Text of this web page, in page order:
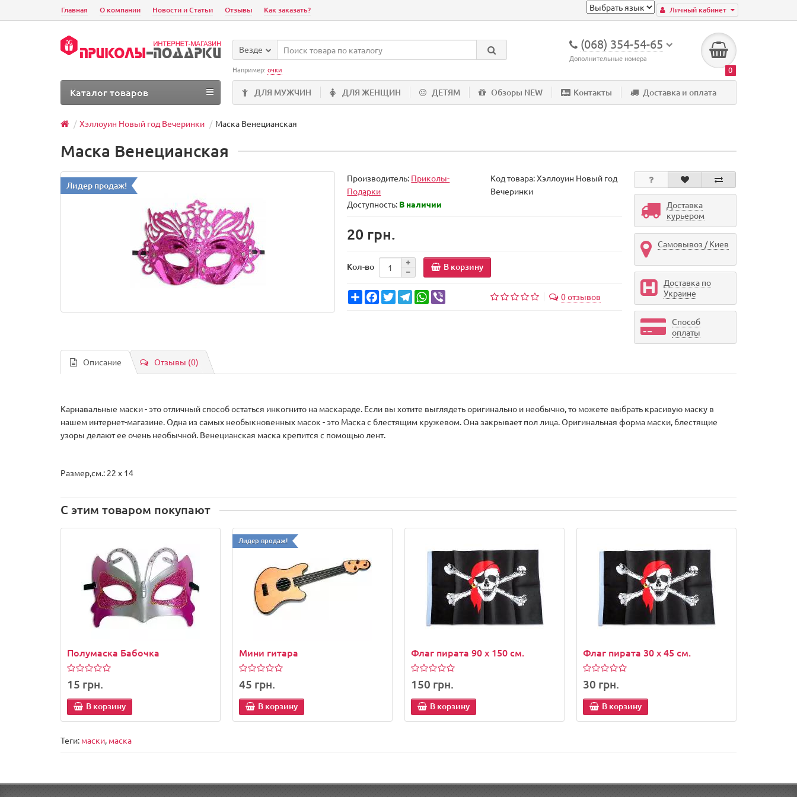
Личный кабинет
Главная О компании Новости и Статьи Отзывы Как заказать?
(068) 354-54-65
Дополнительные номера
0
Везде
Например: очки
ДЛЯ МУЖЧИН ДЛЯ ЖЕНЩИН ДЕТЯМ Обзоры NEW Контакты Доставка и оплата
Каталог товаров
Хэллоуин Новый год Вечеринки Маска Венецианская
Маска Венецианская
Лидер продаж!
Производитель: Приколы-
Подарки
Код товара:Хэллоуин Новый год
Вечеринки
Доступность: В наличии
20 грн.
Кол-во В корзину
ShareFacebook
TwitterTelegramWhatsApp 0 отзывов
Доставка
курьером
Самовывоз / Киев
Доставка по
Украине
Способ
оплаты
Описание Отзывы (0)
Карнавальные маски - это отличный способ остаться инкогнито на маскараде. Если вы хотите выглядеть оригинально и необычно, то можете выбрать красивую маску в
нашем интернет-магазине. Одна из самых необыкновенных масок - это Маска с блестящим кружевом. Она закрывает пол лица. Оригинальная форма маски, блестящие
узоры делают ее очень необычной. Венецианская маска крепится с помощью лент.
Размер,см.: 22 x 14
С этим товаром покупают
Полумаска Бабочка
15 грн.
В корзину
Лидер продаж!
Мини гитара
45 грн.
В корзину
Флаг пирата 90 x 150 см.
150 грн.
В корзину
Флаг пирата 30 x 45 см.
30 грн.
В корзину
Теги: маски, маска